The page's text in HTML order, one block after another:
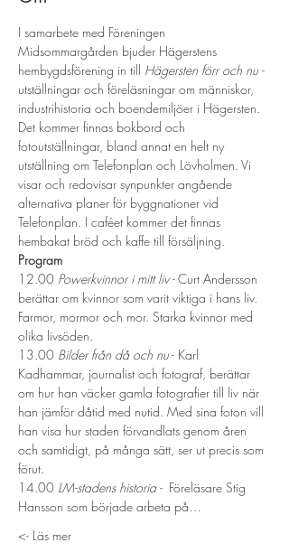
I samarbete med Föreningen
Midsommargården bjuder Hägerstens
hembygdsförening in till Hägersten förr och nu -
utställningar och föreläsningar om människor,
industrihistoria och boendemiljöer i Hägersten.
Det kommer finnas bokbord och
fotoutställningar, bland annat en helt ny
utställning om Telefonplan och Lövholmen. Vi
visar och redovisar synpunkter angående
alternativa planer för byggnationer vid
Telefonplan. I caféet kommer det finnas
hembakat bröd och kaffe till försäljning.
Program
12.00 Powerkvinnor i mitt liv - Curt Andersson
berättar om kvinnor som varit viktiga i hans liv.
Farmor, mormor och mor. Starka kvinnor med
olika livsöden.
13.00 Bilder från då och nu - Karl
Kadhammar, journalist och fotograf, berättar
om hur han väcker gamla fotografier till liv när
han jämför dåtid med nutid. Med sina foton vill
han visa hur staden förvandlats genom åren
och samtidigt, på många sätt, ser ut precis som
förut.
14.00 LM-stadens historia - Föreläsare Stig
Hansson som började arbeta på…
Läs mer ->